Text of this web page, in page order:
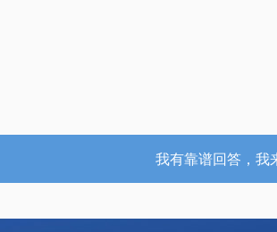
我有靠谱回答，我